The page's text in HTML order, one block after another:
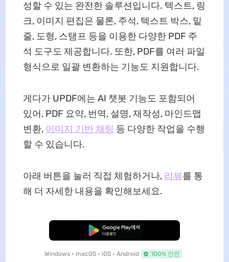
성할 수 있는 완전한 솔루션입니다. 텍스트, 링
크, 이미지 편집은 물론, 주석, 텍스트 박스, 밑
줄, 도형, 스탬프 등을 이용한 다양한 PDF 주
석 도구도 제공합니다. 또한, PDF를 여러 파일
형식으로 일괄 변환하는 기능도 지원합니다.
게다가 UPDF에는 AI 챗봇 기능도 포함되어
있어, PDF 요약, 번역, 설명, 재작성, 마인드맵
변환, 이미지 기반 채팅 등 다양한 작업을 수행
할 수 있습니다.
아래 버튼을 눌러 직접 체험하거나, 리뷰를 통
해 더 자세한 내용을 확인해보세요.
무료로 다운로드
Windows • macOS • iOS • Android 100% 안전